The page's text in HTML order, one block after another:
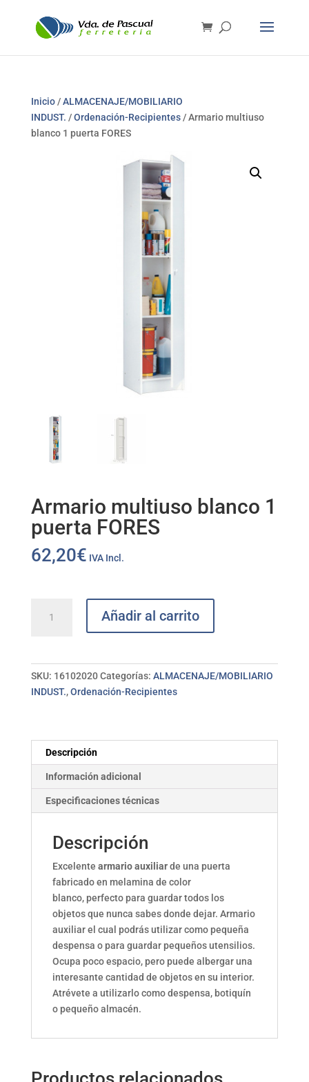
Inicio/ALMACENAJE/MOBILIARIO
INDUST. /Ordenación-Recipientes/ Armario multiuso
blanco 1 puerta FORES
Armario multiuso blanco 1
puerta FORES
62,20€ IVA Incl.
multiuso
Añadir al carrito
SKU: 16102020 Categorías: ALMACENAJE/MOBILIARIO
INDUST.,Ordenación-Recipientes
Descripción
Información adicional
Especificaciones técnicas
Descripción
Excelente armario auxiliarde una puerta
fabricado en melamina de color
blanco, perfecto para guardar todos los
objetos que nunca sabes donde dejar. Armario
auxiliar el cual podrás utilizar como pequeña
despensa o para guardar pequeños utensilios.
Ocupa poco espacio, pero puede albergar una
interesante cantidad de objetos en su interior.
Atrévete a utilizarlo como despensa, botiquín
o pequeño almacén.